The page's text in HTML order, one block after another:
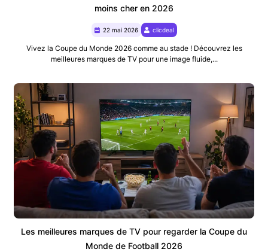
moins cher en 2026
22 mai 2026 clicdeal
Vivez la Coupe du Monde 2026 comme au stade ! Découvrez les
meilleures marques de TV pour une image fluide,...
Les meilleures marques de TV pour regarder la Coupe du
Monde de Football 2026